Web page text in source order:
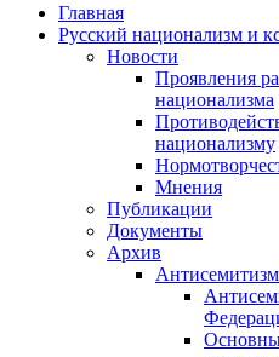
Главная
Русский национализм и
Новости
Проявления
национализма
национализму
Мнения
Публикации
Документы
Архив